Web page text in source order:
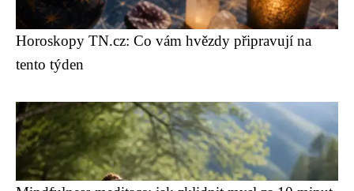
Horoskopy TN.cz: Co vám hvězdy připravují na
tento týden